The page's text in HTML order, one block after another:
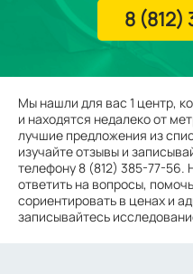
Мы нашли для вас 1 центр,
и находятся недалеко от
лучшие предложения из
изучайте отзывы и
телефону 8 (812) 385-77-56.
ответить на вопросы,
сориентировать в ценах и
записывайтесь
8 (812)